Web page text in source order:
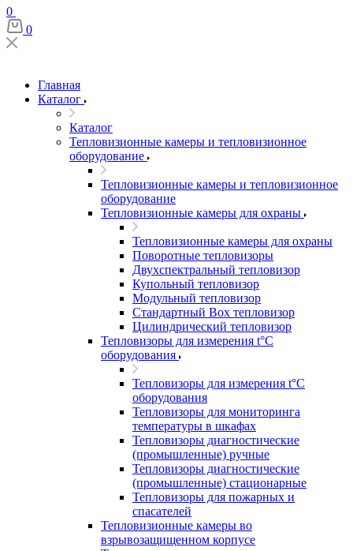
0
0
Главная
Каталог
Каталог
Тепловизионные камеры и тепловизионное
оборудование
Тепловизионные камеры и тепловизионное
оборудование
Тепловизионные камеры для охраны
Тепловизионные камеры для охраны
Поворотные тепловизоры
Двухспектральный тепловизор
Купольный тепловизор
Модульный тепловизор
Стандартный Box тепловизор
Цилиндрический тепловизор
Тепловизоры для измерения t°С
оборудования
Тепловизоры для измерения t°С
оборудования
Тепловизоры для мониторинга
температуры в шкафах
Тепловизоры диагностические
(промышленные) ручные
Тепловизоры диагностические
(промышленные) стационарные
Тепловизоры для пожарных и
спасателей
Тепловизионные камеры во
взрывозащищенном корпусе